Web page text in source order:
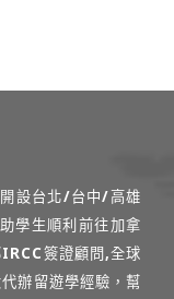
設台北/台中/高雄
學生順利前往加拿
簽證顧問,全球
辦留遊學經驗，幫